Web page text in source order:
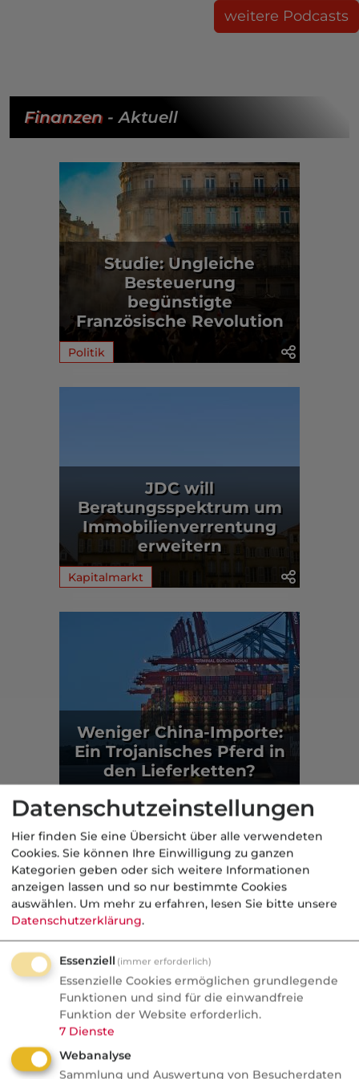
weitere Podcasts
Finanzen- Aktuell
Studie: Ungleiche
Besteuerung
begünstigte
Französische Revolution
Politik
JDC will
Beratungsspektrum um
Immobilienverrentung
erweitern
Kapitalmarkt
Weniger China-Importe:
Ein Trojanisches Pferd in
den Lieferketten?
Politik
Aus der dvb-Redaktion
Politik
Nachrichten
Sorgen um Deutschlands
Kreditwürdigkeit
Die Bundesrepublik gehört zu den rund
einem Dutzend Staaten weltweit, denen
die Ratingagenturen mit der Bestnote
AAA höchste Zahlungsfähigkeit
Datenschutzeinstellungen
Hier finden Sie eine Übersicht über alle verwendeten
Cookies. Sie können Ihre Einwilligung zu ganzen
Kategorien geben oder sich weitere Informationen
anzeigen lassen und so nur bestimmte Cookies
auswählen. Um mehr zu erfahren, lesen Sie bitte unsere
Datenschutzerklärung.
Essenziell (immer erforderlich)
Essenzielle Cookies ermöglichen grundlegende
Funktionen und sind für die einwandfreie
Funktion der Website erforderlich.
7 Dienste
Webanalyse
Sammlung und Auswertung von Besucherdaten